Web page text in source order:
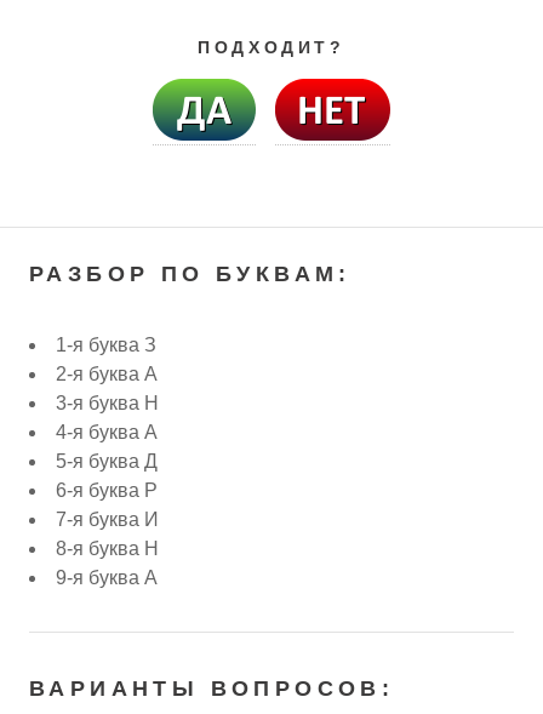
ПОДХОДИТ?
РАЗБОР ПО БУКВАМ:
1-я буква З
2-я буква А
3-я буква Н
4-я буква А
5-я буква Д
6-я буква Р
7-я буква И
8-я буква Н
9-я буква А
ВАРИАНТЫ ВОПРОСОВ: